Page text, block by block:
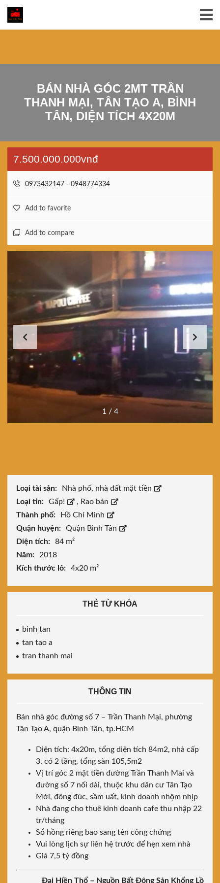
BÁN NHÀ GÓC 2MT TRẦN
THANH MẠI, TÂN TẠO A, BÌNH
TÂN, DIỆN TÍCH 4X20M
7.500.000.000vnđ
0973432147 - 0948774334
Add to favorite
Add to compare
1 / 4
Loại tài sản:
Nhà phố, nhà đất mặt tiền
Loại tin:
Gấp! , Rao bán
Thành phố:
Hồ Chí Minh
Quận huyện:
Quận Bình Tân
Diện tích:
84 m²
Năm:
2018
Kích thước lô:
4x20 m²
THẺ TỪ KHÓA
binh tan
tan tao a
tran thanh mai
THÔNG TIN
Bán nhà góc đường số 7 – Trần Thanh Mại, phường
Tân Tạo A, quận Bình Tân, tp.HCM
Diện tích: 4x20m, tổng diện tích 84m2, nhà cấp
3, có 2 tầng, tổng sàn 105,5m2
Vị trí góc 2 mặt tiền đường Trần Thanh Mai và
đường số 7 nối dài, thuộc khu dân cư Tân Tạo
Mới, đông đúc, sầm uất, kinh doanh nhộm nhịp
Nhà đang cho thuê kinh doanh cafe thu nhập 22
tr/tháng
Sổ hồng riêng bao sang tên công chứng
Vui lòng lịch sự liên hệ trước để hẹn xem nhà
Giá 7,5 tỷ đồng
Đại Hiền Thổ – Nguồn Bất Động Sản Khổng Lồ